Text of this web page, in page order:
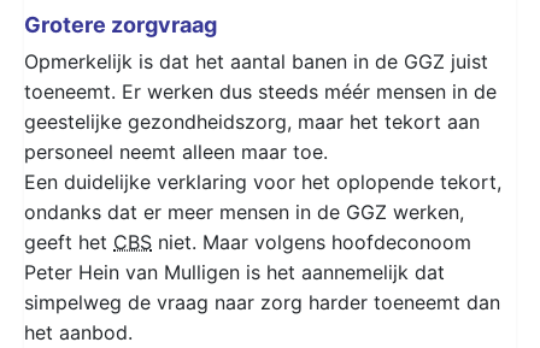
Grotere zorgvraag
Opmerkelijk is dat het aantal banen in de GGZ juist
toeneemt. Er werken dus steeds méér mensen in de
geestelijke gezondheidszorg, maar het tekort aan
personeel neemt alleen maar toe.
Een duidelijke verklaring voor het oplopende tekort,
ondanks dat er meer mensen in de GGZ werken,
geeft het CBS niet. Maar volgens hoofdeconoom
Peter Hein van Mulligen is het aannemelijk dat
simpelweg de vraag naar zorg harder toeneemt dan
het aanbod.